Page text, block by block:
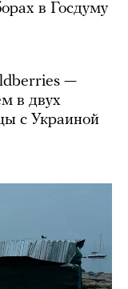
в Госдуму
—
в двух
с Украиной